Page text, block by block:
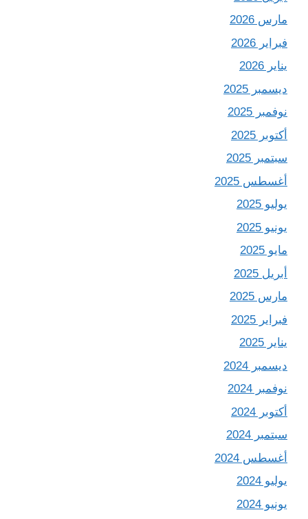
مارس 2026
فبراير 2026
يناير 2026
ديسمبر 2025
نوفمبر 2025
أكتوبر 2025
سبتمبر 2025
أغسطس 2025
يوليو 2025
يونيو 2025
مايو 2025
أبريل 2025
مارس 2025
فبراير 2025
يناير 2025
ديسمبر 2024
نوفمبر 2024
أكتوبر 2024
سبتمبر 2024
أغسطس 2024
يوليو 2024
يونيو 2024